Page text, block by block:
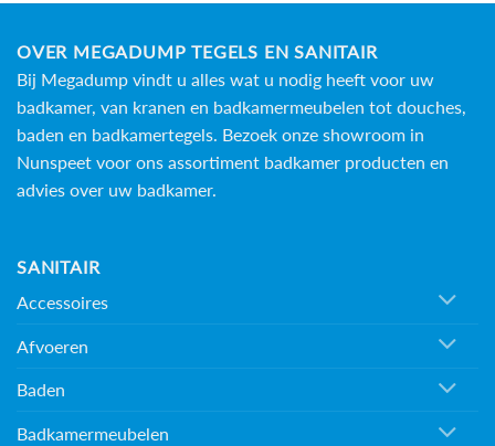
OVER MEGADUMP TEGELS EN SANITAIR
Bij Megadump vindt u alles wat u nodig heeft voor uw
badkamer, van kranen en badkamermeubelen tot douches,
baden en badkamertegels. Bezoek onze showroom in
Nunspeet voor ons assortiment badkamer producten en
advies over uw badkamer.
SANITAIR
Accessoires
Afvoeren
Baden
Badkamermeubelen